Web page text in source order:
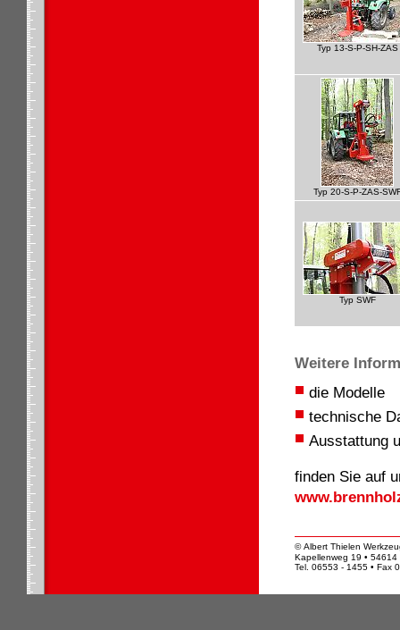
Typ 13-S-P-SH-ZAS
Typ 20-S-P-ZAS-
Typ SWF
Weitere
die Modelle
technische
Ausstattung
finden Sie auf
© Albert Thielen
Kapellenweg 19 • 54614
Tel. 06553 - 1455 • Fax